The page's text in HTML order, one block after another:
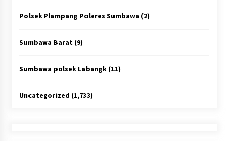
Polsek Plampang Poleres Sumbawa (2)
Sumbawa Barat(9)
Sumbawa polsek Labangk(11)
Uncategorized (1,733)